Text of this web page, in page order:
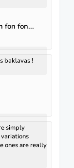
fon fon...
baklavas !
simply
ones are really